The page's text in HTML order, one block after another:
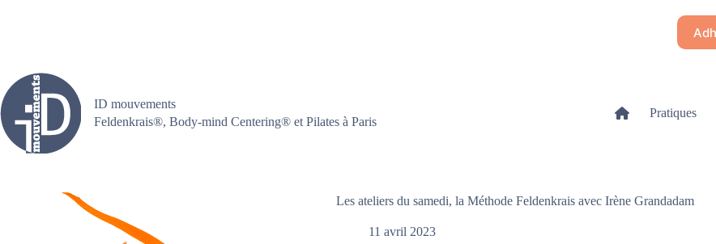
ID mouvements
Feldenkrais®, Body-mind Centering® et Pilates à Paris
Pratiques
Les ateliers du samedi, la Méthode Feldenkrais avec Irène Grandadam
11 avril 2023